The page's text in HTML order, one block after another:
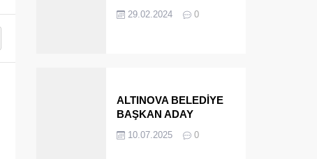
BAŞKANI OLARAK
29.02.2024 0
ALTINOVA BELEDİYE
BAŞKAN ADAY
MÜEBBET ALDI FİRAR
10.07.2025 0